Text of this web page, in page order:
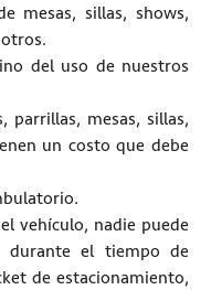
mesas, sillas, shows,
del uso de nuestros
parrillas, mesas, sillas,
un costo que debe
vehículo, nadie puede
durante el tiempo de
de estacionamiento,